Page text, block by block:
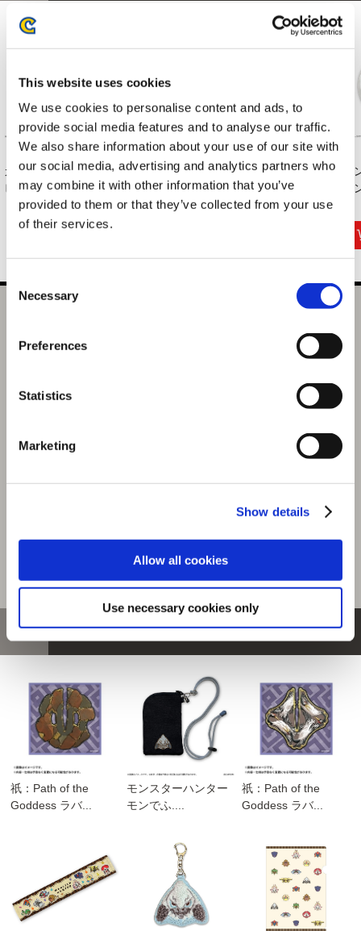
This website uses cookies
We use cookies to personalise content and ads, to
provide social media features and to analyse our traffic.
We also share information about your use of our site with
our social media, advertising and analytics partners who
may combine it with other information that you’ve
provided to them or that they’ve collected from your use
of their services.
Consent
Selection
Necessary
Preferences
Statistics
Marketing
Show details
Allow all cookies
Use necessary cookies only
カプコンフィギュア
ビルダー クリエイ...
22,000円 (税込)
モンスターハンター
モンでふぉ ダイ...
440円(税込)
モンスターハンター
モンでふぉ スマ...
3,300円 (税込)
商品を選びなおす
110ポイント付与
おすすめ商品
祇：Path of the
Goddess ラバ...
モンスターハンター
モンでふ....
祇：Path of the
Goddess ラバ...